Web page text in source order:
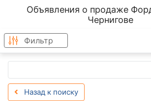
Объявления о продаже
Чернигове
Фильтр
Назад к поиску